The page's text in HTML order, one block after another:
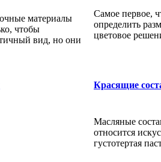
материалы
чтобы
вид, но они
Самое первое,
определить
цветовое
Красящие
Масляные
относится
густотертая